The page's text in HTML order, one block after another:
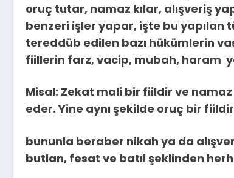
oruç tutar, namaz kılar, alışveriş
benzeri işler yapar, işte bu
tereddüb edilen bazı hükümlerin
fiillerin farz, vacip, mubah, haram
Misal: Zekat mali bir fiildir ve
eder. Yine aynı şekilde oruç bir
bununla beraber nikah ya da
butlan, fesat ve batıl şeklinden